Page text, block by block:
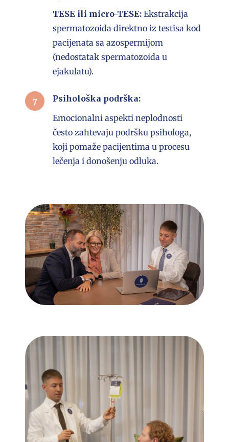
TESE ili micro-TESE: Ekstrakcija
spermatozoida direktno iz testisa kod
pacijenata sa azospermijom
(nedostatak spermatozoida u
ejakulatu).
Psihološka podrška:
Emocionalni aspekti neplodnosti
često zahtevaju podršku psihologa,
koji pomaže pacijentima u procesu
lečenja i donošenju odluka.